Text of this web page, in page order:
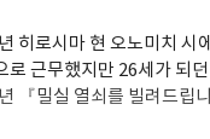
히로시마 현 오노미치 시
로 근무했지만 26세가 되
『밀실 열쇠를 빌려드립